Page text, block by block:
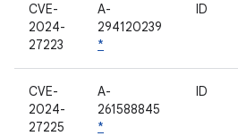
CVE-
2024-
27223
A-
294120239
*
ID
CVE-
2024-
27225
A-
261588845
*
ID